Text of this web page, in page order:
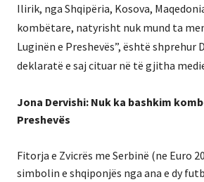
Ilirik, nga Shqipëria, Kosova,
kombëtare, natyrisht nuk mund ta
Luginën e Preshevës”, është shprehur
deklaratë e saj cituar në të gjitha
Jona Dervishi: Nuk ka bashkim
Preshevës
Fitorja e Zvicrës me Serbinë (ne Euro
simbolin e shqiponjës nga ana e dy